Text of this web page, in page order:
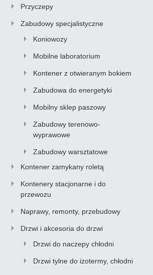
Przyczepy
Zabudowy specjalistyczne
Koniowozy
Mobilne laboratorium
Kontener z otwieranym bokiem
Zabudowa do energetyki
Mobilny sklep paszowy
Zabudowy terenowo-
wyprawowe
Zabudowy warsztatowe
Kontener zamykany roletą
Kontenery stacjonarne i do
przewozu
Naprawy, remonty, przebudowy
Drzwi i akcesoria do drzwi
Drzwi do naczepy chłodni
Drzwi tylne do izotermy, chłodni